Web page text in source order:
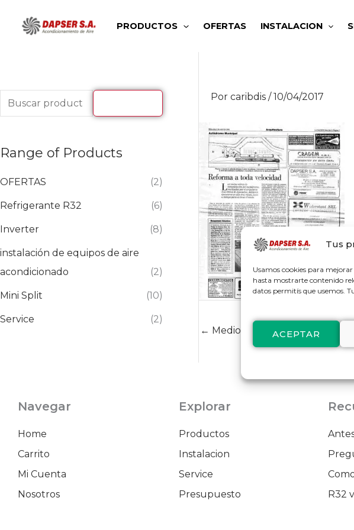
Tus
Usamos cookies para
hasta mostrarte contenido
datos permitís que usemos.
ACEPTAR
PRODUCTOS OFERTAS INSTALACION
r
:
Range of Products
OFERTAS (2)
Refrigerante R32 (6)
Inverter (8)
instalación de equipos de aire
acondicionado
(2)
Mini Split (10)
Service (2)
Por caribdis /10/04/2017
← Medios anterior
Navegar
Home
Carrito
Mi Cuenta
Nosotros
Explorar
Productos
Instalacion
Service
Presupuesto
R32